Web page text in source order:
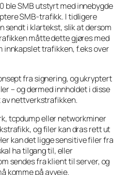
ble SMB utstyrt med innebygde
SMB-trafikk. I tidligere
sendt i klartekst, slik at dersom
måtte dette gjøres med
innkapslet trafikken, f.eks over
fra signering, og ukryptert
– og dermed innholdet i disse
av nettverkstrafikken.
tcpdump eller networkminer
og filer kan dras rett ut
kan det ligge sensitive filer fra
ha tilgang til, eller
sendes fra klient til server, og
komme på avveie.